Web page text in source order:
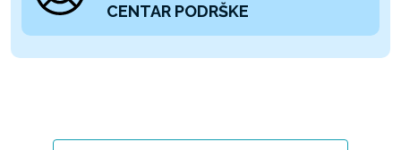
CENTAR PODRŠKE